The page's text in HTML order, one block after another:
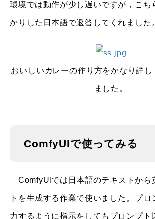
環境では動作が少し遅いですが，こち
かりした日本語で返答してくれました。
おいしいカレーの作り方をかなり詳し
ました。
ComfyUIで使ってみる
ComfyUIでは日本語のテキストから
トを生成する作業で使いました。プロ
力するように指示をしてもプロンプト